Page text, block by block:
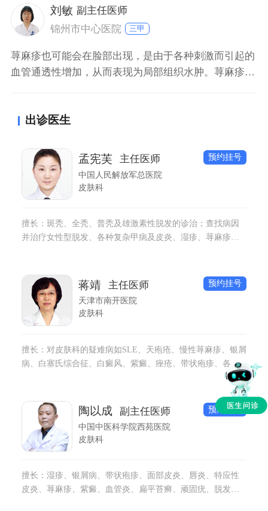
药物治疗，养成良好的生活作息习惯，保证充足的睡
眠，不能熬夜；保持饮食的清淡与营养，多吃水果或蔬
菜。
刘敏 副主任医师
锦州市中心医院
三甲
荨麻疹也可能会在脸部出现，是由于各种刺激而引起的
血管通透性增加，从而表现为局部组织水肿。荨麻疹如
起的，应该要在医生的指导下，明确过敏原，避免再次
增强自身的体质。
出诊医生
孟宪芙 主任医师
中国人民解放军总医院
皮肤科
预约挂号
擅长：斑秃、全秃、普秃及雄激素性脱发的诊治；查找病因
并治疗女性型脱发、各种复杂甲病及皮炎、湿疹、荨麻疹、
蒋靖 主任医师
天津市南开医院
皮肤科
预约挂号
擅长：对皮肤科的疑难病如SLE、天疱疮、慢性荨麻疹、银屑
病、白塞氏综合征、白癜风、紫癜、痤疮、带状疱疹、各种
疣等采用中西医结合的方法，均降低了复发率及药物的毒副
陶以成 副主任医师
中国中医科学院西苑医院
皮肤科
预约挂号
擅长：湿疹、银屑病、带状疱疹、面部皮炎、唇炎、特应性
皮炎、荨麻疹、紫癜、血管炎、扁平苔癣、顽固疣、脱发等